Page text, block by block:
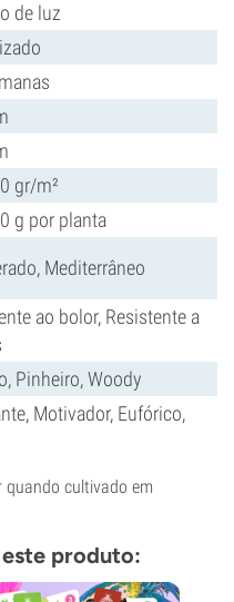
de luz
gr/m²
g por planta
Mediterrâneo
ao bolor, Resistente a
Pinheiro, Woody
Motivador, Eufórico,
quando cultivado em
produto: